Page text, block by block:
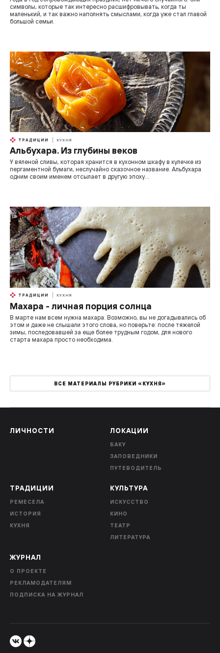
символы, которые так интересно расшифровывать, когда ты
маленький, и так важно наполнять смыслами, когда уже стал главой
большой семьи.
ТРАДИЦИИ КУХНЯ
Альбухара. Из глубины веков
У вяленой сливы, которая хранится в кухонном шкафу в кулечке из
пергаментной бумаги, неслучайно сказочное название. Альбухара
одним своим именем отсылает в другую эпоху...
ТРАДИЦИИ КУХНЯ
Махара - личная порция солнца
В марте нам всем нужна махара. Возможно, вы не догадывались об
этом и даже не слышали этого слова, но поверьте: после тяжелой
зимы, последовавшей за еще более трудным годом, для нового
старта махара просто необходима.
ВСЕ МАТЕРИАЛЫ РУБРИКИ «КУХНЯ»
ЛИЧНОСТИ ЛОКАЦИИ
БАКУ
ЗАПОВЕДНИКИ
ПУТЕВОДИТЕЛЬ
ТРАДИЦИИ
РЕМЕСЕЛА
ИСТОРИЯ
КУХНЯ
КУЛЬТУРА
ИСКУССТВО
КИНО
ТЕАТР
ЛИТЕРАТУРА
ЖУРНАЛ
О ПРОЕКТЕ
РЕКЛАМОДАТЕЛЯМ
ПОДПИСКА НА ЖУРНАЛ